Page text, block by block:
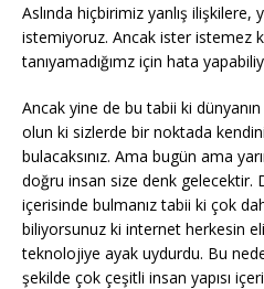
Aslında hiçbirimiz yanlış ilişkilere,
istemiyoruz. Ancak ister istemez
tanıyamadığımz için hata
Ancak yine de bu tabii ki
olun ki sizlerde bir noktada
bulacaksınız. Ama bugün ama
doğru insan size denk gelecektir.
içerisinde bulmanız tabii ki çok
biliyorsunuz ki internet herkesin
teknolojiye ayak uydurdu. Bu
şekilde çok çeşitli insan yapısı